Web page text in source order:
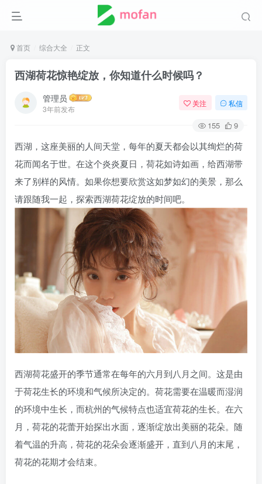
首页 综合大全 正文
西湖荷花惊艳绽放，你知道什么时候吗？
管理员
3年前发布
关注 私信
155 9
西湖，这座美丽的人间天堂，每年的夏天都会以其绚烂的荷
花而闻名于世。在这个炎炎夏日，荷花如诗如画，给西湖带
来了别样的风情。如果你想要欣赏这如梦如幻的美景，那么
请跟随我一起，探索西湖荷花绽放的时间吧。
西湖荷花盛开的季节通常在每年的六月到八月之间。这是由
于荷花生长的环境和气候所决定的。荷花需要在温暖而湿润
的环境中生长，而杭州的气候特点也适宜荷花的生长。在六
月，荷花的花蕾开始探出水面，逐渐绽放出美丽的花朵。随
着气温的升高，荷花的花朵会逐渐盛开，直到八月的末尾，
荷花的花期才会结束。